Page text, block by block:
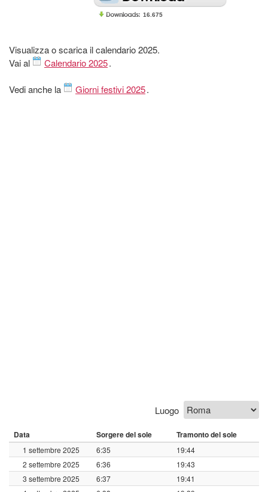
16.675
Visualizza o scarica il calendario 2025.
Vai al
Calendario 2025.
Vedi anche la Giorni festivi 2025.
Luogo
Data Sorgere del sole Tramonto del sole
1 settembre 2025 6:35
19:44
2 settembre 2025
6:36
19:43
3 settembre 2025
6:37
19:41